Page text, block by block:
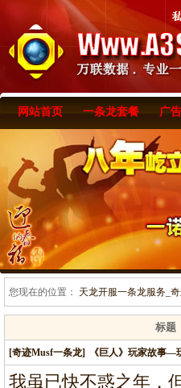
网站首页 一条龙套餐 广
您现在的位置： 天龙开服一条龙服务_
标题
[奇迹Musf一条龙] 《巨人》玩家故事—
我虽已快不惑之年，